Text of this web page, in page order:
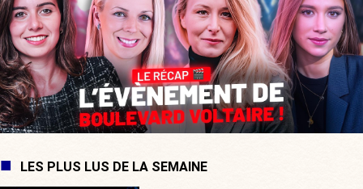
LES PLUS LUS DE LA SEMAINE